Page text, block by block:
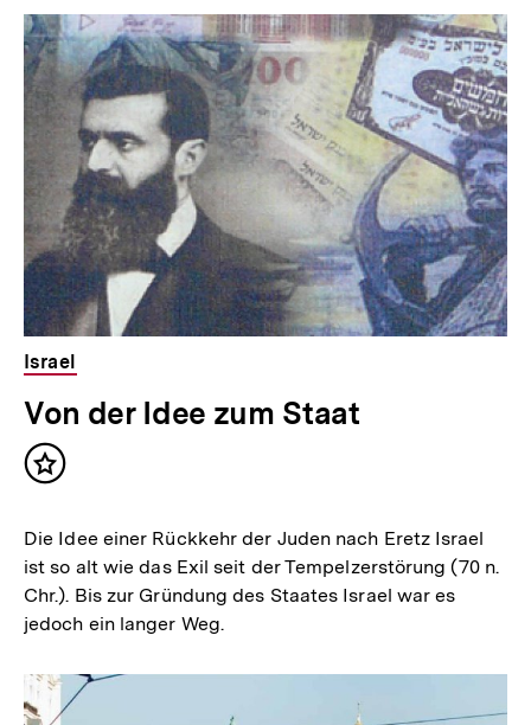
Israel
Von der Idee zum Staat
Inhalt
Die Idee einer Rückkehr der Juden nach Eretz Israel
ist so alt wie das Exil seit der Tempelzerstörung (70 n.
Chr.). Bis zur Gründung des Staates Israel war es
jedoch ein langer Weg.